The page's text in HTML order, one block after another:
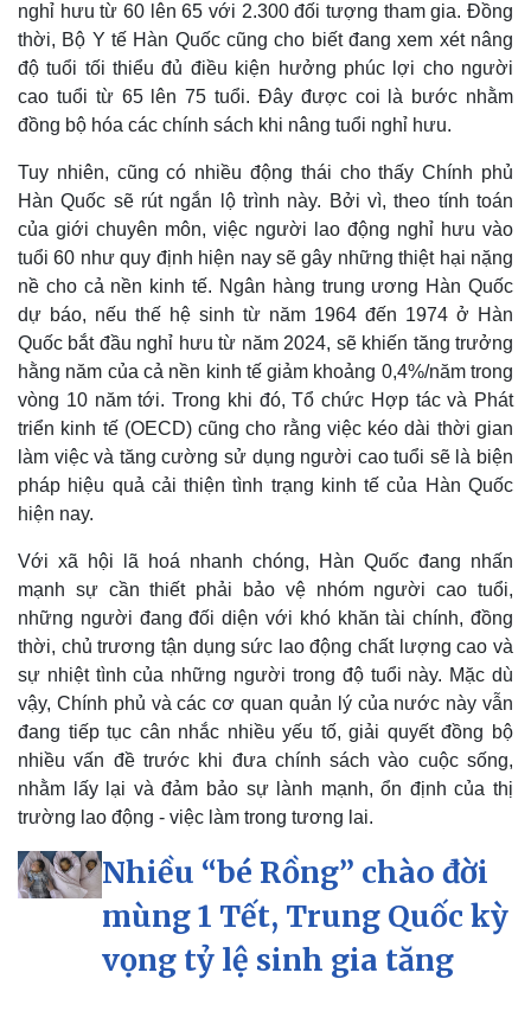
Doanh nghiệp
Thông tin doanh nghiệp
Doanh nhân
Vì cộng đồng
Công nghệ
Sành điệu
Trải nghiệm
Chuyển đổi số
nghỉ hưu từ 60 lên 65 với 2.300 đối tượng tham gia. Đồng
thời, Bộ Y tế Hàn Quốc cũng cho biết đang xem xét nâng
độ tuổi tối thiểu đủ điều kiện hưởng phúc lợi cho người
cao tuổi từ 65 lên 75 tuổi. Đây được coi là bước nhằm
đồng bộ hóa các chính sách khi nâng tuổi nghỉ hưu.
Tuy nhiên, cũng có nhiều động thái cho thấy Chính phủ
Hàn Quốc sẽ rút ngắn lộ trình này. Bởi vì, theo tính toán
của giới chuyên môn, việc người lao động nghỉ hưu vào
tuổi 60 như quy định hiện nay sẽ gây những thiệt hại nặng
nề cho cả nền kinh tế. Ngân hàng trung ương Hàn Quốc
dự báo, nếu thế hệ sinh từ năm 1964 đến 1974 ở Hàn
Quốc bắt đầu nghỉ hưu từ năm 2024, sẽ khiến tăng trưởng
hằng năm của cả nền kinh tế giảm khoảng 0,4%/năm trong
vòng 10 năm tới. Trong khi đó, Tổ chức Hợp tác và Phát
triển kinh tế (OECD) cũng cho rằng việc kéo dài thời gian
làm việc và tăng cường sử dụng người cao tuổi sẽ là biện
pháp hiệu quả cải thiện tình trạng kinh tế của Hàn Quốc
hiện nay.
Với xã hội lã hoá nhanh chóng, Hàn Quốc đang nhấn
mạnh sự cần thiết phải bảo vệ nhóm người cao tuổi,
những người đang đối diện với khó khăn tài chính, đồng
thời, chủ trương tận dụng sức lao động chất lượng cao và
sự nhiệt tình của những người trong độ tuổi này. Mặc dù
vậy, Chính phủ và các cơ quan quản lý của nước này vẫn
đang tiếp tục cân nhắc nhiều yếu tố, giải quyết đồng bộ
nhiều vấn đề trước khi đưa chính sách vào cuộc sống,
nhằm lấy lại và đảm bảo sự lành mạnh, ổn định của thị
trường lao động - việc làm trong tương lai.
Nhiều “bé Rồng” chào đời
mùng 1 Tết, Trung Quốc kỳ
vọng tỷ lệ sinh gia tăng